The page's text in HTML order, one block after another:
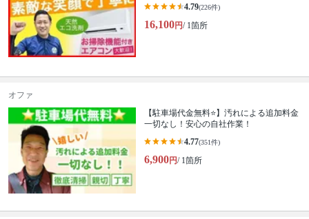
4.79(226件)
16,100円/ 1箇所
オファ
【駐車場代金無料⭐️】汚れによる追加料金
一切なし！安心の自社作業！
4.77(351件)
6,900円/ 1箇所